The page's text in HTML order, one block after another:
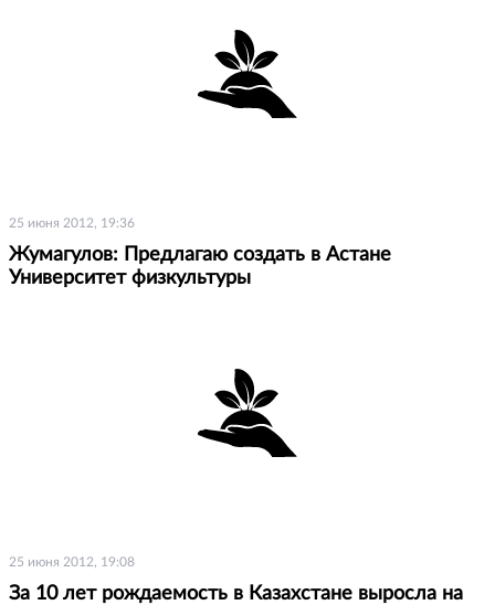
25 июня 2012, 19:36
Жумагулов: Предлагаю создать в Астане
Университет физкультуры
25 июня 2012, 19:08
За 10 лет рождаемость в Казахстане выросла на